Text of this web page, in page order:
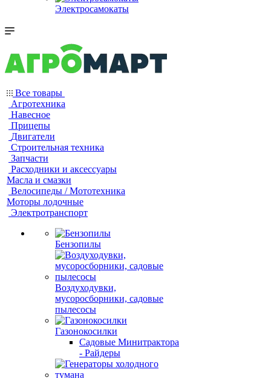
Электросамокаты
Все товары
Агротехника
Навесное
Прицепы
Двигатели
Строительная техника
Запчасти
Расходники и аксессуары
Масла и смазки
Велосипеды / Мототехника
Моторы лодочные
Электротранспорт
Бензопилы
Воздуходувки,
мусоросборники, cадовые
пылесосы
Газонокосилки
Садовые Минитрактора
- Райдеры